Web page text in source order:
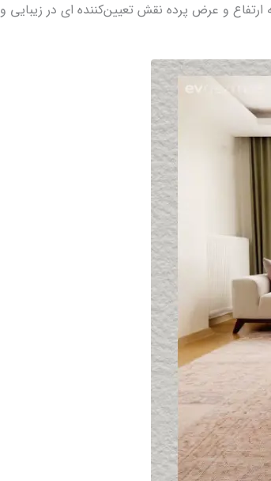
و عرض پرده نقش تعیین‌کننده‌ ای در زیبایی و